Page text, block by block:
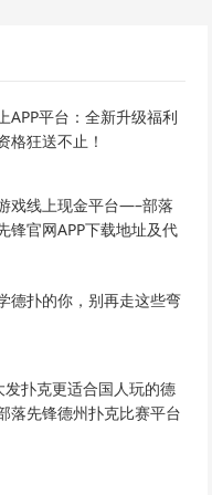
APP平台：全新升级福利
格狂送不止！
戏线上现金平台—–部落
锋官网APP下载地址及代
德扑的你，别再走这些弯
发扑克更适合国人玩的德
先锋德州扑克比赛平台